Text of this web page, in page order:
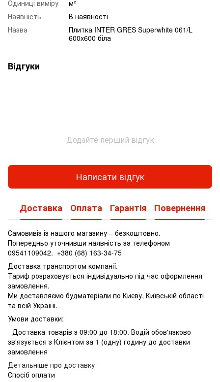
Одиниці виміру
м²
Наявність
В наявності
Назва
Плитка INTER GRES Superwhite 061/L
600x600 біла
Відгуки
Додайте перший відгук
Написати відгук
Доставка Оплата Гарантія Повернення
Самовивіз із нашого магазину – безкоштовно.
Попередньо уточнивши наявність за телефоном
09541109042. +380 (68) 163-34-75
Доставка транспортом компанії.
Тариф розраховується індивідуально під час оформлення
замовлення.
Ми доставляємо будматеріали по Києву, Київській області
та всій Україні.
Умови доставки:
- Доставка товарів з 09:00 до 18:00. Водій обов'язково
зв'язується з Клієнтом за 1 (одну) годину до доставки
замовлення
Детальніше про доставку
Спосіб оплати